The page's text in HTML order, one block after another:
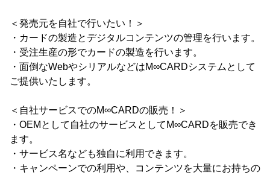
＜発売元を自社で行いたい！＞
・カードの製造とデジタルコンテンツの管理を行います。
・受注生産の形でカードの製造を行います。
・面倒なWebやシリアルなどはM∞CARDシステムとして
ご提供いたします。
＜自社サービスでのM∞CARDの販売！＞
・OEMとして自社のサービスとしてM∞CARDを販売でき
ます。
・サービス名なども独自に利用できます。
・キャンペーンでの利用や、コンテンツを大量にお持ちの